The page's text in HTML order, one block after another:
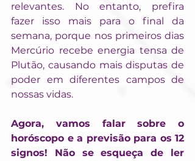
relevantes. No entanto, prefira
fazer isso mais para o final da
semana, porque nos primeiros dias
Mercúrio recebe energia tensa de
Plutão, causando mais disputas de
poder em diferentes campos de
nossas vidas.
Agora, vamos falar sobre o
horóscopo e a previsão para os 12
signos! Não se esqueça de ler